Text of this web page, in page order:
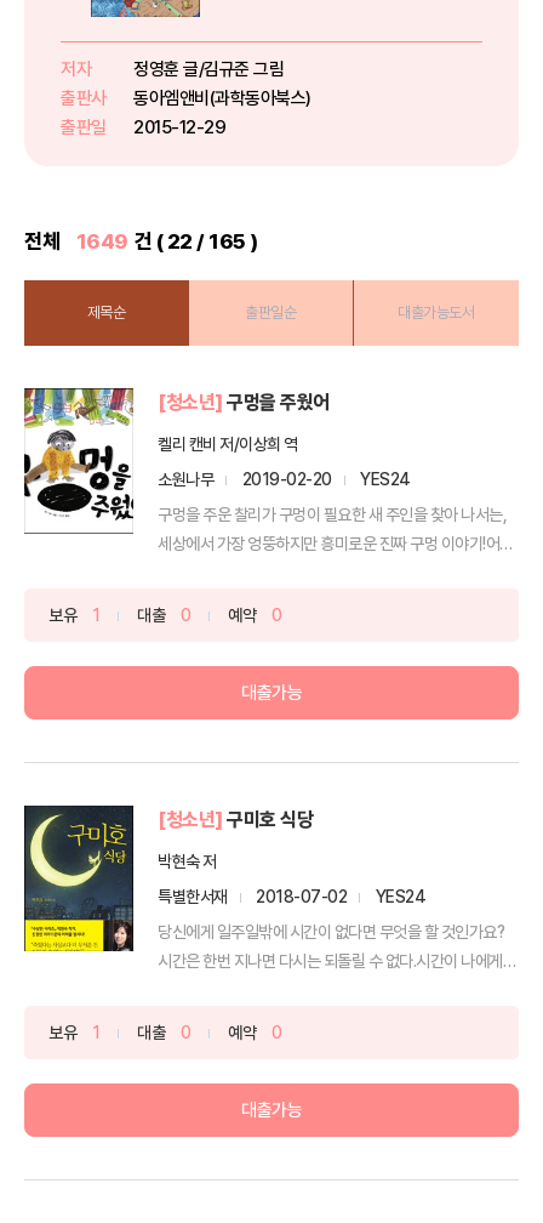
로, 초등학교에서 방과 후 수업 부
교재로 선택되어 활용되고 있을 만
큼 탄탄한 배경지식을 담고 ...
저자
정영훈 글/김규준 그림
출판사
동아엠앤비(과학동아북스)
출판일
2015-12-29
전체 1649 건 ( 22 / 165 )
제목순 출판일순 대출가능도서
[청소년] 구멍을 주웠어
켈리 캔비 저/이상희 역
소원나무
2019-02-20
YES24
구멍을 주운 찰리가 구멍이 필요한 새 주인을 찾아 나서는,
세상에서 가장 엉뚱하지만 흥미로운 진짜 구멍 이야기!어느
보유 1 대출 0 예약 0
대출가능
[청소년] 구미호 식당
박현숙 저
특별한서재
2018-07-02
YES24
당신에게 일주일밖에 시간이 없다면 무엇을 할 것인가요?
시간은 한번 지나면 다시는 되돌릴 수 없다.시간이 나에게
보유 1 대출 0 예약 0
대출가능